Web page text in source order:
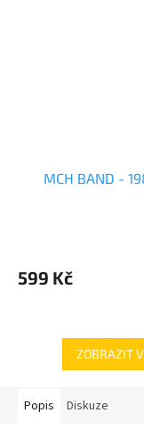
MCH BAND -
599 Kč
ZOBRAZIT
Popis Diskuze